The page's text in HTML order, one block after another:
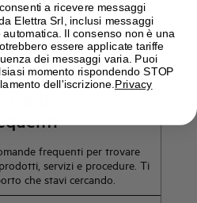
frequenti per trovare
servizi e procedure. Ti
che stavi cercando.
a ricevere messaggi
Elettra Srl, inclusi messaggi
Il consenso non è una
essere applicate tariffe
dei messaggi varia. Puoi
momento rispondendo STOP
dell'iscrizione. Privacy